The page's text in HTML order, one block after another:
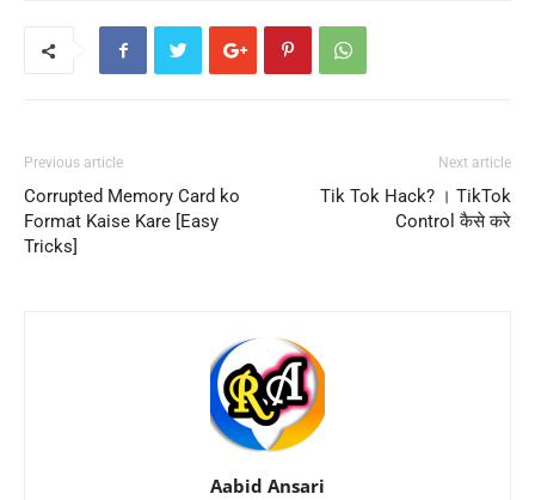
Previous article
Corrupted Memory Card ko
Format Kaise Kare [Easy
Tricks]
Next article
Tik Tok Hack? । TikTok
Control कैसे करे
Aabid Ansari